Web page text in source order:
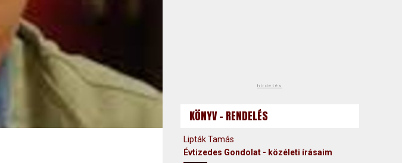
hirdetés
KÖNYV - RENDELÉS
Lipták Tamás
Évtizedes Gondolat - közéleti írásaim